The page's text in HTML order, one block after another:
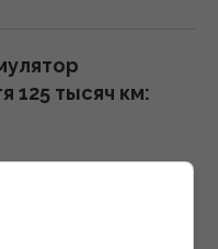
125 тысяч км:
в Украине